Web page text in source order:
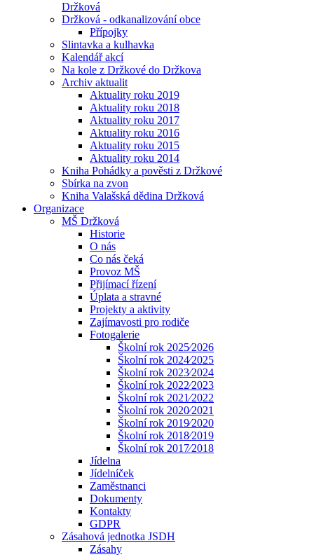
Držková
Držková - odkanalizování obce
Přípojky
Slintavka a kulhavka
Kalendář akcí
Na kole z Držkové do Držkova
Archiv aktualit
Aktuality roku 2019
Aktuality roku 2018
Aktuality roku 2017
Aktuality roku 2016
Aktuality roku 2015
Aktuality roku 2014
Kniha Pohádky a pověsti z Držkové
Sbírka na zvon
Kniha Valašská dědina Držková
Organizace
MŠ Držková
Historie
O nás
Co nás čeká
Provoz MŠ
Přijímací řízení
Úplata a stravné
Projekty a aktivity
Zajímavosti pro rodiče
Fotogalerie
Školní rok 2025⁄2026
Školní rok 2024⁄2025
Školní rok 2023⁄2024
Školní rok 2022⁄2023
Školní rok 2021⁄2022
Školní rok 2020⁄2021
Školní rok 2019⁄2020
Školní rok 2018⁄2019
Školní rok 2017⁄2018
Jídelna
Jídelníček
Zaměstnanci
Dokumenty
Kontakty
GDPR
Zásahová jednotka JSDH
Zásahy